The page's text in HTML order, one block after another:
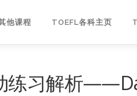
他课程 TOEFL各科主页
练习解析